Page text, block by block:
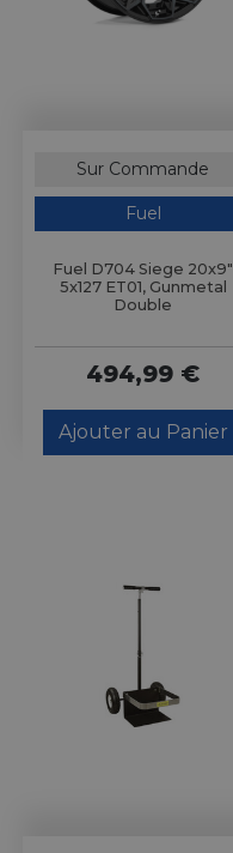
Sur Commande
Fuel
Fuel D704 Siege 20x9"
5x127 ET01, Gunmetal
Double
494,99 €
Ajouter au Panier